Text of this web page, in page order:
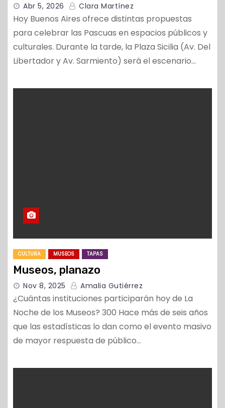
Abr 5, 2026 Clara Martínez
Hoy Buenos Aires ofrece distintas propuestas
para celebrar las Pascuas en espacios públicos y
culturales. Durante la tarde, la Plaza Sicilia (Av. Del
Libertador y Av. Sarmiento) será el escenario…
CULTURA MUSEOS TAPAS
Museos, planazo
Nov 8, 2025 Amalia Gutiérrez
¿Cuántas instituciones participarán hoy de La
Noche de los Museos? 300 Hace más de seis años
que las estadísticas lo dan como el evento masivo
de mayor respuesta de público…